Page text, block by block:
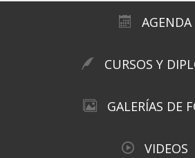
AGENDA
CURSOS Y
GALERÍAS DE
VIDEOS